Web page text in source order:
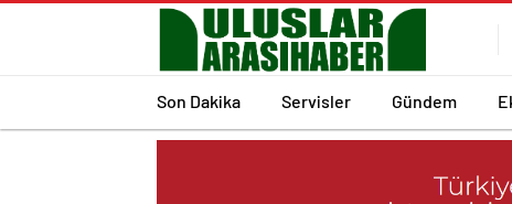
Son Dakika Servisler Gündem